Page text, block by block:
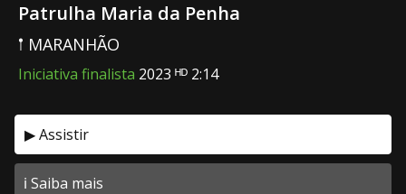
Patrulha Maria da Penha
𖡡 MARANHÃO
Iniciativa finalista 2023 ᴴᴰ 2:14
▶ Assistir
ℹ️ Saiba mais